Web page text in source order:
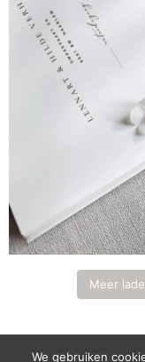
Meer
We gebruiken